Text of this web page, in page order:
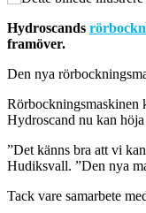
Hydroscands
framöver.
Den nya
Rörbockningsmaskinen
Hydroscand nu kan
”Det känns bra att vi
Hudiksvall. ”Den nya
Tack vare samarbete